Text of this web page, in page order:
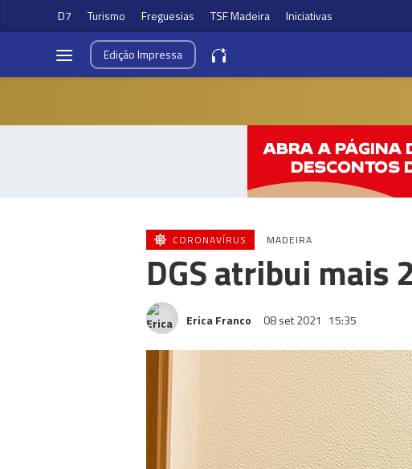
D7 Turismo Freguesias TSF Madeira Iniciativas
EdiçãoImpressa
CORONAVÍRUS MADEIRA
DGS atribui mais
Erica Franco 08 set 2021 15:35